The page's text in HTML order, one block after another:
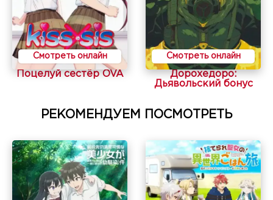
Смотреть онлайн
Поцелуй сестёр OVA
Смотреть онлайн
Дорохедоро:
Дьявольский бонус
РЕКОМЕНДУЕМ ПОСМОТРЕТЬ